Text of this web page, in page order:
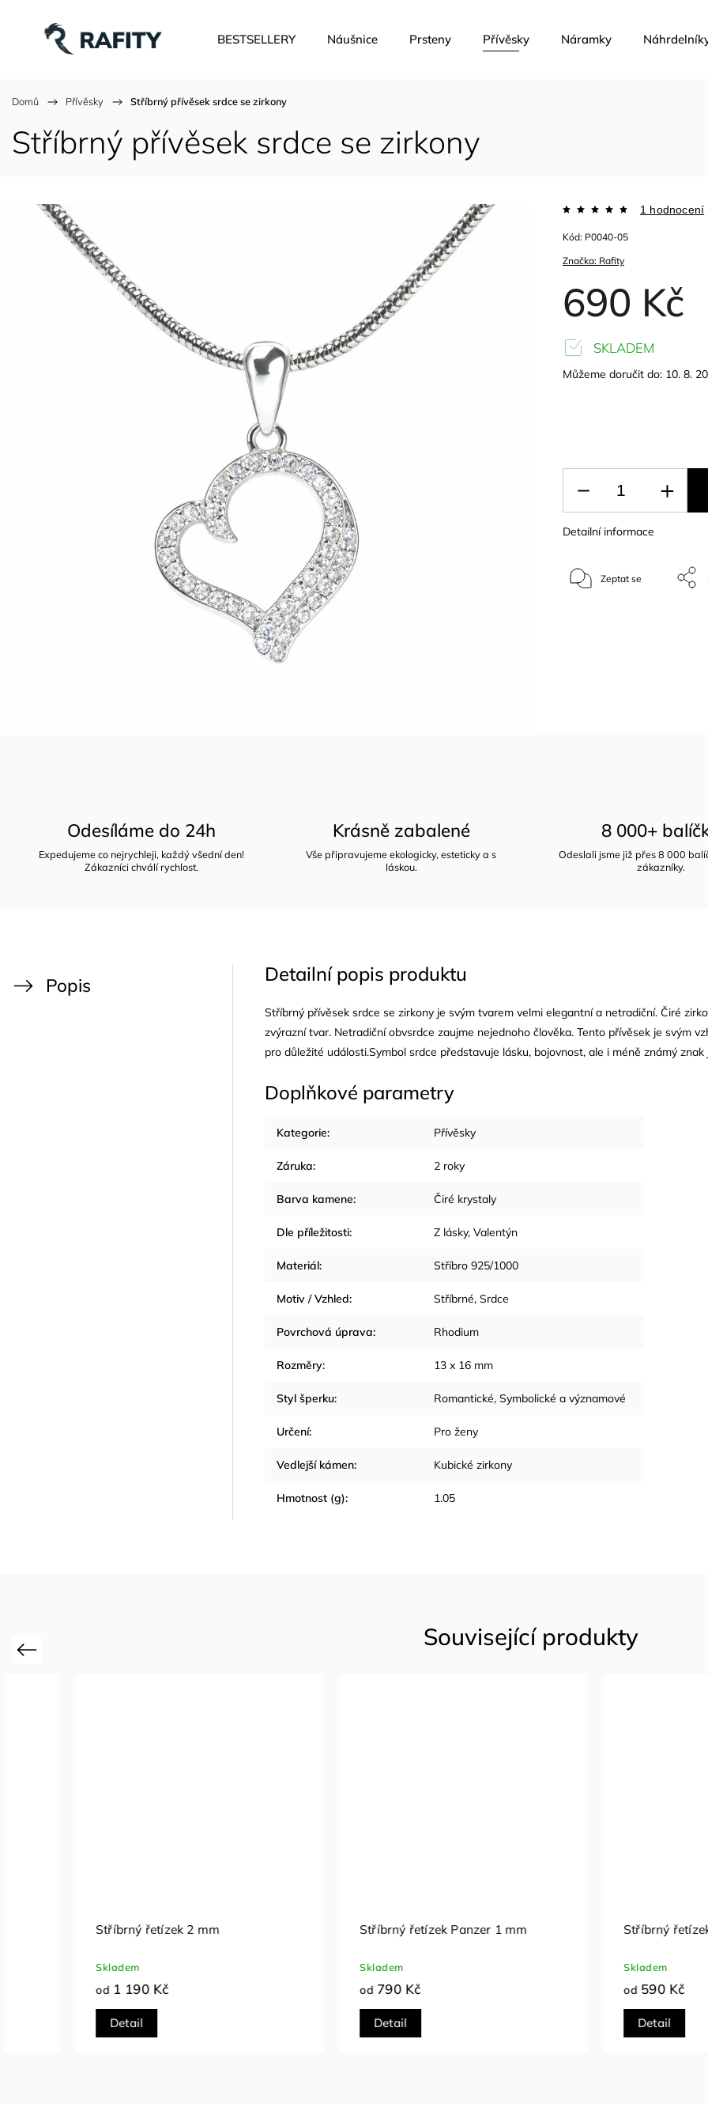
BESTSELLERY Náušnice Prsteny Přívěsky Náramky
Domů / Přívěsky / Stříbrný přívěsek srdce se zirkony
Stříbrný přívěsek srdce se zirkony
Značka: Rafity
1 hodnocení
690 Kč
Kód: P0040-05
SKLADEM
Můžeme doručit do: 10. 8.
Detailní informace
Zeptat se
Odesíláme do 24h
Expedujeme co nejrychleji, každý všední den!
Zákazníci chválí rychlost.
Krásně zabalené
Vše připravujeme ekologicky, esteticky a s
láskou.
8 000+
Odeslali jsme již přes 8 000
zákazníky.
Popis Detailní popis produktu
Stříbrný přívěsek srdce se zirkony je svým tvarem velmi elegantní a netradiční. Čiré
zvýrazní tvar. Netradiční obvsrdce zaujme nejednoho člověka. Tento přívěsek je svým
pro důležité události.Symbol srdce představuje lásku, bojovnost, ale i méně známý znak
Doplňkové parametry
Kategorie: Přívěsky
Záruka: 2 roky
Barva kamene: Čiré krystaly
Dle příležitosti: Z lásky, Valentýn
Materiál: Stříbro 925/1000
Motiv / Vzhled: Stříbrné, Srdce
Povrchová úprava: Rhodium
Rozměry: 13 x 16 mm
Styl šperku: Romantické, Symbolické a významové
Určení: Pro ženy
Vedlejší kámen: Kubické zirkony
Hmotnost (g): 1.05
Související produkty
Previous
Stříbrný řetízek 2 mm
1 190 Kč
Stříbrný řetízek Panzer 1 mm